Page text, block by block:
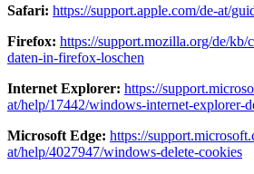
Safari: https://support.apple.com/de-at/
Firefox: https://support.mozilla.org/de/kb/
daten-in-firefox-loschen
Internet Explorer: https://
at/help/17442/windows-internet-explorer-
Microsoft Edge: https://
at/help/4027947/windows-delete-cookies